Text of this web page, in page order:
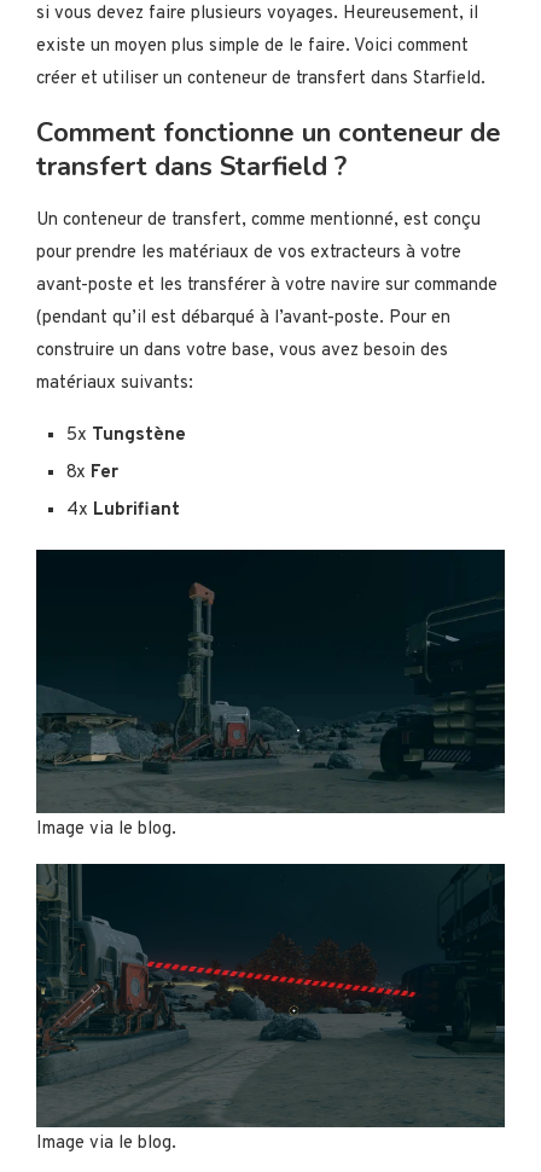
si vous devez faire plusieurs voyages. Heureusement, il
existe un moyen plus simple de le faire. Voici comment
créer et utiliser un conteneur de transfert dans Starfield.
Comment fonctionne un conteneur de
transfert dans Starfield ?
Un conteneur de transfert, comme mentionné, est conçu
pour prendre les matériaux de vos extracteurs à votre
avant-poste et les transférer à votre navire sur commande
(pendant qu’il est débarqué à l’avant-poste. Pour en
construire un dans votre base, vous avez besoin des
matériaux suivants:
5x Tungstène
8x Fer
4x Lubrifiant
Image via le blog.
Image via le blog.